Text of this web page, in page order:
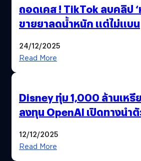
ถอดเคส ! TikTok ลบคลิป ‘
ขายยาลดน้ำหนัก แต่ไม่แบน
24/12/2025
Read More
Disney ทุ่ม 1,000 ล้านเห
ลงทุน OpenAI เปิดทางนำ
12/12/2025
Read More